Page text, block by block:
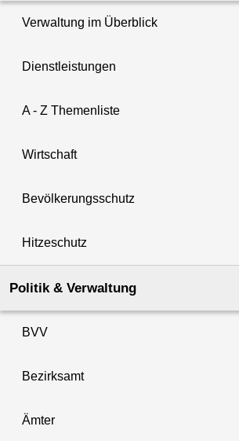
Verwaltung im Überblick
Dienstleistungen
A - Z Themenliste
Wirtschaft
Bevölkerungsschutz
Hitzeschutz
Politik & Verwaltung
BVV
Bezirksamt
Ämter